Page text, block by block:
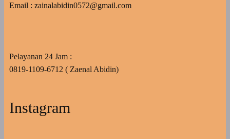
Email : zainalabidin0572@gmail.com
Pelayanan 24 Jam :
0819-1109-6712 ( Zaenal Abidin)
Instagram